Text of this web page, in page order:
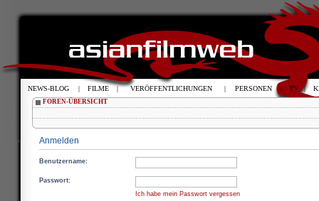
FOREN-ÜBERSICHT
Anmelden
Benutzername:
Passwort:
Ich habe mein Passwort vergessen
NEWS-BLOG | FILME | VERÖFFENTLICHUNGEN | PERSONEN | TV |